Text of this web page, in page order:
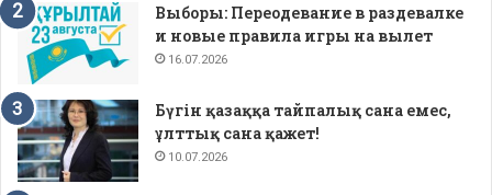
Выборы: Переодевание в раздевалке
и новые правила игры на вылет
16.07.2026
Бүгін қазаққа тайпалық сана емес,
ұлттық сана қажет!
10.07.2026